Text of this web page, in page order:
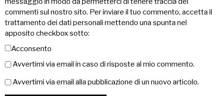
commenti sul nostro sito. Per inviare il tuo commento, accetta il
trattamento dei dati personali mettendo una spunta nel
apposito checkbox sotto:
Acconsento
Avvertimi via email in caso di risposte al mio commento.
Avvertimi via email alla pubblicazione di un nuovo articolo.